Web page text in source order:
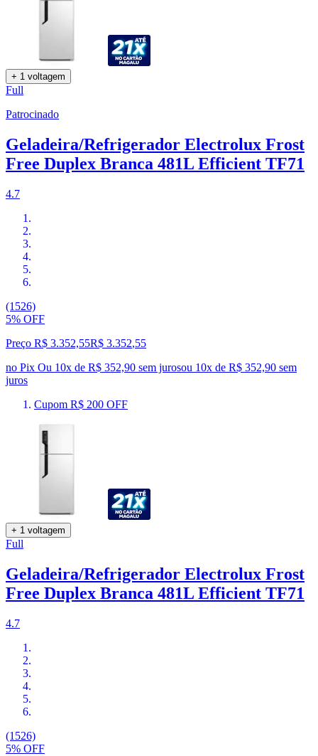
+ 1 voltagem
Full
Patrocinado
Geladeira/Refrigerador Electrolux Frost
Free Duplex Branca 481L Efficient TF71
4.7
(1526)
5% OFF
Preço R$ 3.352,55R$ 3.352,55
no Pix Ou 10x de R$ 352,90 sem jurosou 10x de R$ 352,90 sem
juros
Cupom R$ 200 OFF
+ 1 voltagem
Full
Geladeira/Refrigerador Electrolux Frost
Free Duplex Branca 481L Efficient TF71
4.7
(1526)
5% OFF